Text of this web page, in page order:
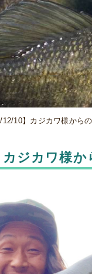
12/10】カジカワ様から
カジカワ様